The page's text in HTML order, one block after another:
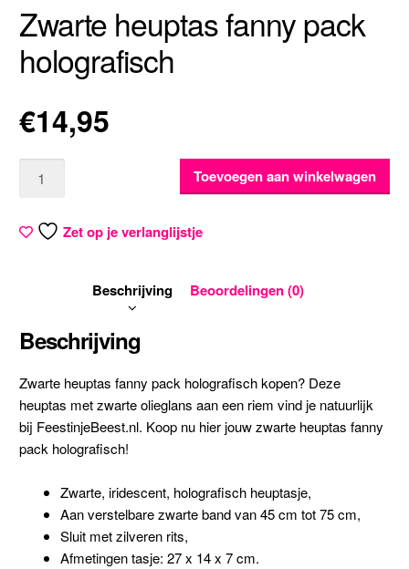
Zwarte heuptas fanny pack
holografisch
€14,95
Toevoegen aan winkelwagen
Zet op je verlanglijstje
Beschrijving Beoordelingen (0)
Beschrijving
Zwarte heuptas fanny pack holografisch kopen? Deze
heuptas met zwarte olieglans aan een riem vind je natuurlijk
bij FeestinjeBeest.nl. Koop nu hier jouw zwarte heuptas fanny
pack holografisch!
Zwarte, iridescent, holografisch heuptasje,
Aan verstelbare zwarte band van 45 cm tot 75 cm,
Sluit met zilveren rits,
Afmetingen tasje: 27 x 14 x 7 cm.